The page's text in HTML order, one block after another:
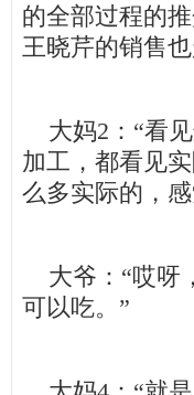
的全部过程的
王晓芹的销售也
大妈2：“看
加工，都看见
么多实际的，
大爷：“哎呀
可以吃。”